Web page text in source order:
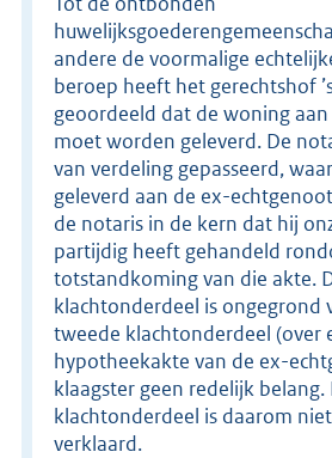
andere de voormalige
beroep heeft het gerechtshof
geoordeeld dat de woning
moet worden geleverd. De
van verdeling gepasseerd,
geleverd aan de ex-
de notaris in de kern dat hij
partijdig heeft gehandeld
totstandkoming van die akte.
klachtonderdeel is ongegrond
tweede klachtonderdeel (over
hypotheekakte van de ex-
klaagster geen redelijk belang.
klachtonderdeel is daarom
verklaard.